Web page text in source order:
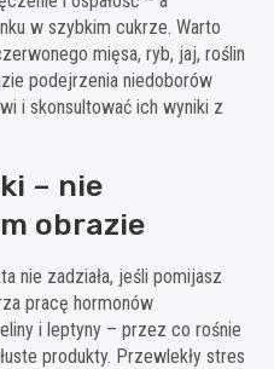
w szybkim cukrze. Warto
mięsa, ryb, jaj, roślin
podejrzenia niedoborów
i skonsultować ich wyniki z
– nie
obrazie
nie zadziała, jeśli pomijasz
pracę hormonów
i leptyny – przez co rośnie
produkty. Przewlekły stres